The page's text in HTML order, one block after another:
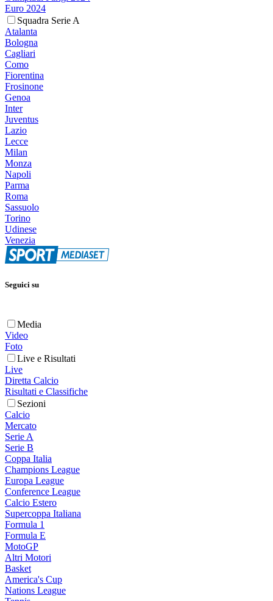
Euro 2024
Squadra Serie A
Atalanta
Bologna
Cagliari
Como
Fiorentina
Frosinone
Genoa
Inter
Juventus
Lazio
Lecce
Milan
Monza
Napoli
Parma
Roma
Sassuolo
Torino
Udinese
Venezia
Seguici su
Media
Video
Foto
Live e Risultati
Live
Diretta Calcio
Risultati e Classifiche
Sezioni
Calcio
Mercato
Serie A
Serie B
Coppa Italia
Champions League
Europa League
Conference League
Calcio Estero
Supercoppa Italiana
Formula 1
Formula E
MotoGP
Altri Motori
Basket
America's Cup
Nations League